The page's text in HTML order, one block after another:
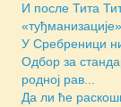
И после Тита
У Сребреници
Одбор за
родној рав...
Да ли ће